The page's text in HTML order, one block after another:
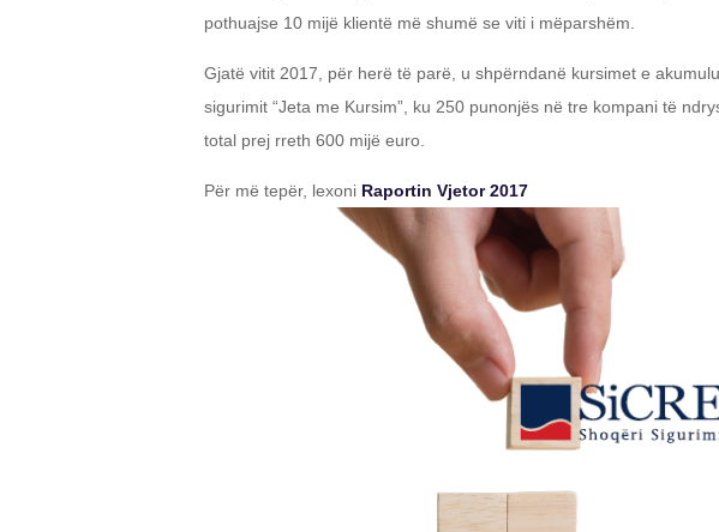
pothuajse 10 mijë klientë më shumë se viti i mëparshëm.
Gjatë vitit 2017, për herë të parë, u shpërndanë kursimet e
sigurimit “Jeta me Kursim”, ku 250 punonjës në tre kompani të
total prej rreth 600 mijë euro.
Për më tepër, lexoni Raportin Vjetor 2017